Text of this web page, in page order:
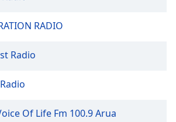
RADIO
Radio
Of Life Fm 100.9 Arua